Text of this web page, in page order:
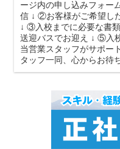
ージ内の申し込みフォー
信 ↓ ②お客様がご希望し
↓ ③入校までに必要な書
送迎バスでお迎え ↓ ⑤入
当営業スタッフがサポー
タッフ一同、心からお待